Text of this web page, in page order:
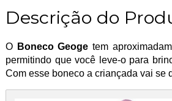
Descrição do
O Boneco Geoge tem
permitindo que você leve-o para
Com esse boneco a criançada vai se